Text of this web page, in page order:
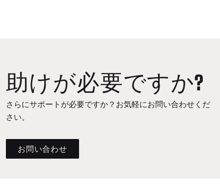
助けが必要ですか?
さらにサポートが必要ですか？お気軽にお問い合わせくだ
さい。
お問い合わせ